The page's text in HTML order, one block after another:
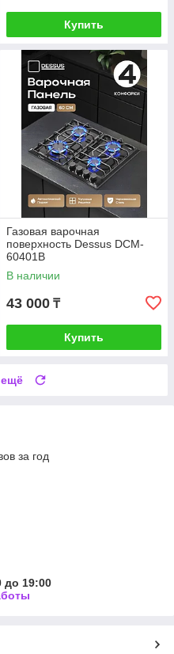
Купить
Газовая варочная
поверхность Dessus DCM-
60401B
В наличии
43 000 ₸
Купить
ещё
за год
до 19:00